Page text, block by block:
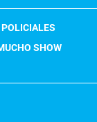
POLICIALES
SHOW